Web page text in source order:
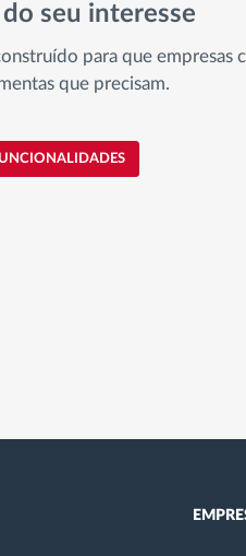
seu interesse
para que empresas
que precisam.